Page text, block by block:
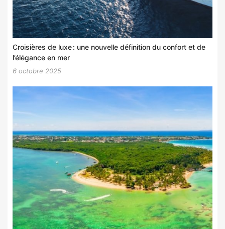
Croisières de luxe : une nouvelle définition du confort et de
l’élégance en mer
6 octobre 2025